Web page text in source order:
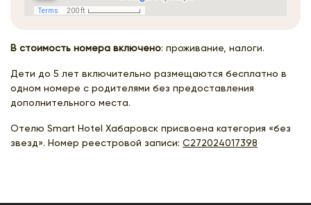
В стоимость номера включено: проживание, налоги.
Дети до 5 лет включительно размещаются бесплатно в
одном номере с родителями без предоставления
дополнительного места.
Отелю Smart Hotel Хабаровск присвоена категория «без
звезд». Номер реестровой записи: С272024017398